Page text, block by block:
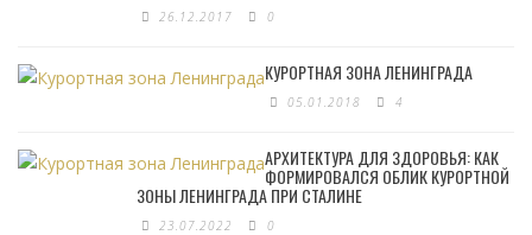
26.12.2017 0
КУРОРТНАЯ ЗОНА ЛЕНИНГРАДА
05.01.2018 4
АРХИТЕКТУРА ДЛЯ ЗДОРОВЬЯ: КАК
ФОРМИРОВАЛСЯ ОБЛИК КУРОРТНОЙ
ЗОНЫ ЛЕНИНГРАДА ПРИ СТАЛИНЕ
23.07.2022 0